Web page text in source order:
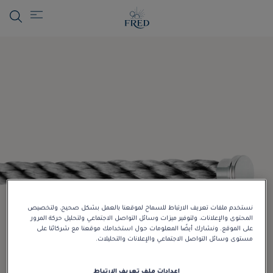
نستخدم ملفات تعريف الارتباط للسماح لموقعنا بالعمل بشكل صحيح، ولتخصيص
المحتوى والإعلانات، ولتوفير ميزات وسائل التواصل الاجتماعي ولتحليل حركة المرور
على الموقع. ونشارك أيضًا المعلومات حول استخدامك موقعنا مع شركائنا على
مستوى وسائل التواصل الاجتماعي والإعلانات والتحليلات.